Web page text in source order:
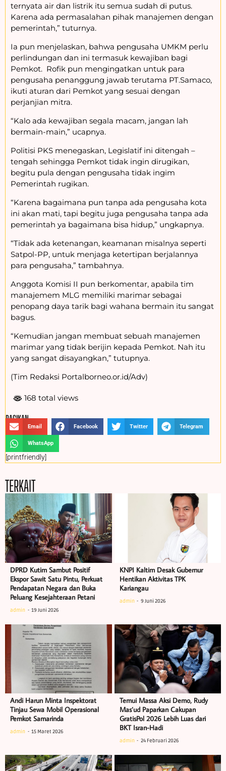
ternyata air dan listrik itu semua sudah di putus.
Karena ada permasalahan pihak manajemen dengan
pemerintah,” tuturnya.
Ia pun menjelaskan, bahwa pengusaha UMKM perlu
perlindungan dan ini termasuk kewajiban bagi
Pemkot. Rofik pun mengingatkan untuk para
pengusaha penanggung jawab terutama PT.Samaco,
ikuti aturan dari Pemkot yang sesuai dengan
perjanjian mitra.
“Kalo ada kewajiban segala macam, jangan lah
bermain-main,” ucapnya.
Politisi PKS menegaskan, Legislatif ini ditengah –
tengah sehingga Pemkot tidak ingin dirugikan,
begitu pula dengan pengusaha tidak ingim
Pemerintah rugikan.
“Karena bagaimana pun tanpa ada pengusaha kota
ini akan mati, tapi begitu juga pengusaha tanpa ada
pemerintah ya bagaimana bisa hidup,” ungkapnya.
“Tidak ada ketenangan, keamanan misalnya seperti
Satpol-PP, untuk menjaga ketertipan berjalannya
para pengusaha,” tambahnya.
Anggota Komisi II pun berkomentar, apabila tim
manajemem MLG memiliki marimar sebagai
penopang daya tarik bagi wahana bermain itu sangat
bagus.
“Kemudian jangan membuat sebuah manajemen
marimar yang tidak berijin kepada Pemkot. Nah itu
yang sangat disayangkan,” tutupnya.
(Tim Redaksi Portalborneo.or.id/Adv)
168 total views
BAGIKAN :
Email Facebook Twitter Telegram
WhatsApp
[printfriendly]
TERKAIT
DPRD Kutim Sambut Positif
Ekspor Sawit Satu Pintu, Perkuat
Pendapatan Negara dan Buka
Peluang Kesejahteraan Petani
admin 19 Juni 2026
KNPI Kaltim Desak Gubernur
Hentikan Aktivitas TPK
Kariangau
admin 9 Juni 2026
Andi Harun Minta Inspektorat
Tinjau Sewa Mobil Operasional
Pemkot Samarinda
admin 15 Maret 2026
Temui Massa Aksi Demo, Rudy
Mas’ud Paparkan Cakupan
GratisPol 2026 Lebih Luas dari
BKT Isran-Hadi
admin 24 Februari 2026